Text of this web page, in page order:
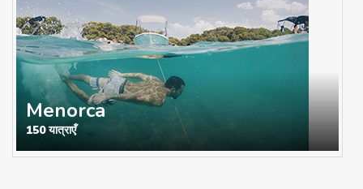
Menorca
150 यात्राएँ